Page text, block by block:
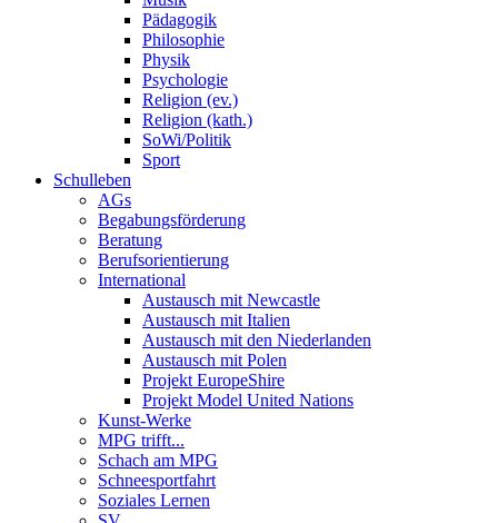
Pädagogik
Philosophie
Physik
Psychologie
Religion (ev.)
Religion (kath.)
SoWi/Politik
Sport
Schulleben
AGs
Begabungsförderung
Beratung
Berufsorientierung
International
Austausch mit Newcastle
Austausch mit Italien
Austausch mit den Niederlanden
Austausch mit Polen
Projekt EuropeShire
Projekt Model United Nations
Kunst-Werke
MPG trifft...
Schach am MPG
Schneesportfahrt
Soziales Lernen